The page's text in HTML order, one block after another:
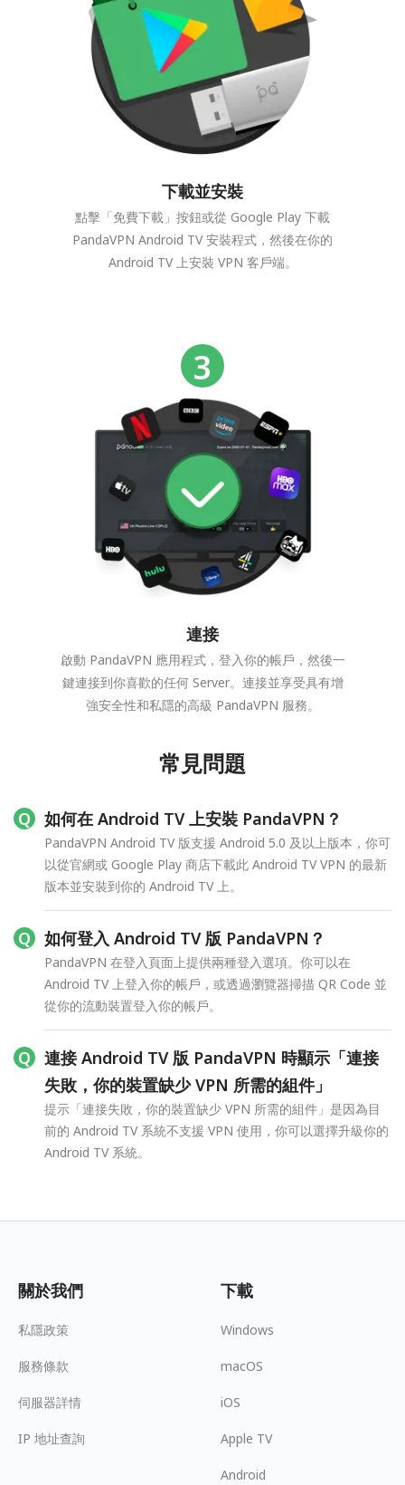
下載並安裝
點擊「免費下載」按鈕或從 Google Play 下載
PandaVPN Android TV 安裝程式，然後在你的
Android TV 上安裝 VPN 客戶端。
連接
啟動 PandaVPN 應用程式，登入你的帳戶，然後一
鍵連接到你喜歡的任何 Server。連接並享受具有增
強安全性和私隱的高級 PandaVPN 服務。
常見問題
如何在 Android TV 上安裝 PandaVPN？
PandaVPN Android TV 版支援 Android 5.0 及以上版本，你可
以從官網或 Google Play 商店下載此 Android TV VPN 的最新
版本並安裝到你的 Android TV 上。
如何登入 Android TV 版 PandaVPN？
PandaVPN 在登入頁面上提供兩種登入選項。你可以在
Android TV 上登入你的帳戶，或透過瀏覽器掃描 QR Code 並
從你的流動裝置登入你的帳戶。
連接 Android TV 版 PandaVPN 時顯示「連接
失敗，你的裝置缺少 VPN 所需的組件」
提示「連接失敗，你的裝置缺少 VPN 所需的組件」是因為目
前的 Android TV 系統不支援 VPN 使用，你可以選擇升級你的
Android TV 系統。
關於我們
私隱政策
服務條款
伺服器詳情
IP 地址查詢
下載
Windows
macOS
iOS
Apple TV
Android